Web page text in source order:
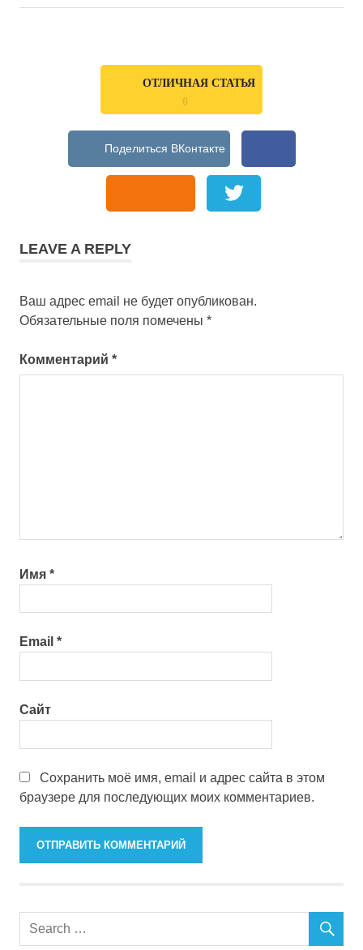
ОТЛИЧНАЯ СТАТЬЯ
0
LEAVE A REPLY
Ваш адрес email не будет опубликован.
Обязательные поля помечены *
Комментарий *
Имя *
Email *
Сайт
Сохранить моё имя, email и адрес сайта в этом
браузере для последующих моих комментариев.